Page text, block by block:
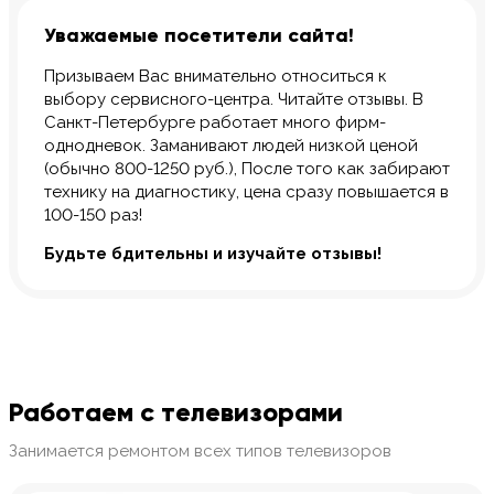
Уважаемые посетители сайта!
Призываем Вас внимательно относиться к
выбору сервисного-центра. Читайте отзывы. В
Санкт-Петербурге работает много фирм-
однодневок. Заманивают людей низкой ценой
(обычно 800-1250 руб.), После того как забирают
технику на диагностику, цена сразу повышается в
100-150 раз!
Будьте бдительны и изучайте отзывы!
Работаем с телевизорами
Занимается ремонтом всех типов телевизоров